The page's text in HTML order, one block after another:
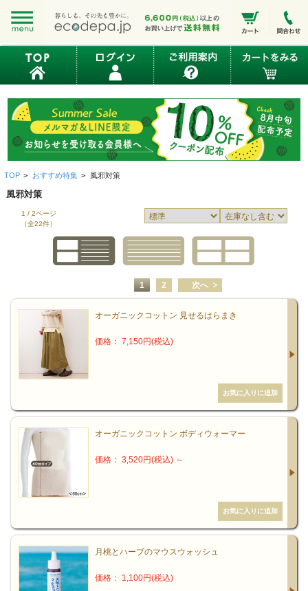
TOP > おすすめ特集 > 風邪対策
風邪対策
1 / 2ページ
（全22件）
1 2 次へ
オーガニックコットン 見せるはらまき
価格： 7,150円(税込)
オーガニックコットン ボディウォーマー
価格： 3,520円(税込) ～
月桃とハーブのマウスウォッシュ
価格： 1,100円(税込)